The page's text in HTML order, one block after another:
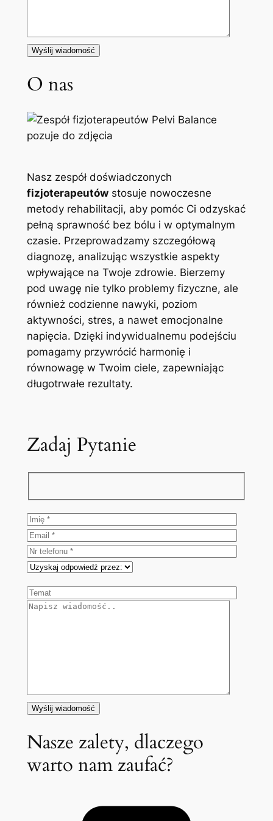
O nas
Nasz zespół doświadczonych
fizjoterapeutówstosuje nowoczesne
metody rehabilitacji, aby pomóc Ci odzyskać
pełną sprawność bez bólu i w optymalnym
czasie. Przeprowadzamy szczegółową
diagnozę, analizując wszystkie aspekty
wpływające na Twoje zdrowie. Bierzemy
pod uwagę nie tylko problemy fizyczne, ale
również codzienne nawyki, poziom
aktywności, stres, a nawet emocjonalne
napięcia. Dzięki indywidualnemu podejściu
pomagamy przywrócić harmonię i
równowagę w Twoim ciele, zapewniając
długotrwałe rezultaty.
Zadaj Pytanie
Nasze zalety, dlaczego
warto nam zaufać?